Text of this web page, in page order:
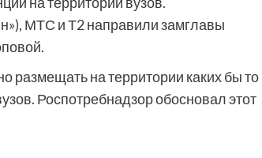
МТС и Т2 направили замглавы
на территории каких бы то
Роспотребнадзор обосновал этот